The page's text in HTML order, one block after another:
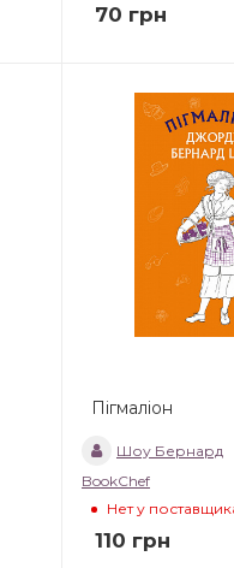
70 грн
Пігмаліон
Шоу Бернард
BookChef
Нет у
110 грн